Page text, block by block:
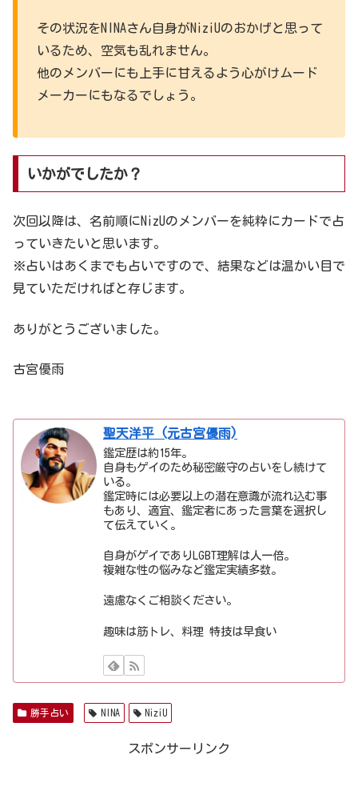
その状況をNINAさん自身がNiziUのおかげと思って
いるため、空気も乱れません。
他のメンバーにも上手に甘えるよう心がけムード
メーカーにもなるでしょう。
いかがでしたか？
次回以降は、名前順にNizUのメンバーを純粋にカードで占
っていきたいと思います。
※占いはあくまでも占いですので、結果などは温かい目で
見ていただければと存じます。
ありがとうございました。
古宮優雨
聖天洋平 (元古宮優雨)
鑑定歴は約15年。
自身もゲイのため秘密厳守の占いをし続けて
いる。
鑑定時には必要以上の潜在意識が流れ込む事
もあり、適宜、鑑定者にあった言葉を選択し
て伝えていく。
自身がゲイでありLGBT理解は人一倍。
複雑な性の悩みなど鑑定実績多数。
遠慮なくご相談ください。
趣味は筋トレ、料理 特技は早食い
勝手占い NINA NiziU
スポンサーリンク